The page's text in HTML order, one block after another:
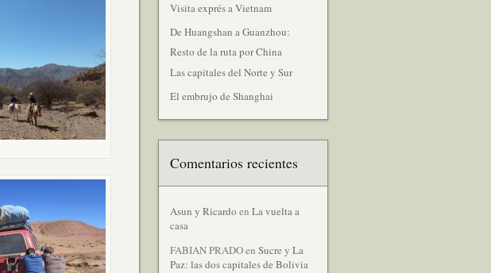
Visita exprés a Vietnam
De Huangshan a Guanzhou:
Resto de la ruta por China
Las capitales del Norte y Sur
El embrujo de Shanghai
Comentarios recientes
Asun y Ricardo en La vuelta a
casa
FABIAN PRADOen Sucre y La
Paz: las dos capitales de Bolivia